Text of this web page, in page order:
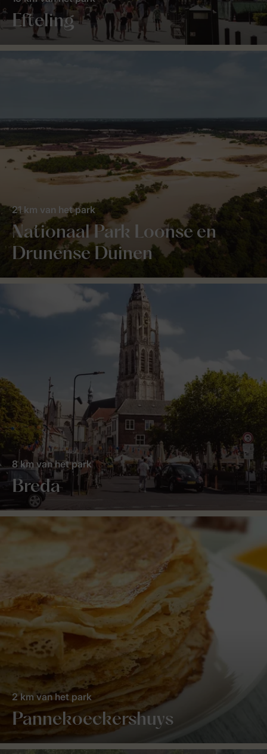
Efteling
Nationaal Park Loonse en
Drunense Duinen
21 km van het park
Breda
8 km van het park
Pannekoeckershuys
2 km van het park